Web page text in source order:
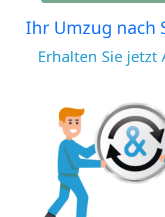
Ihr Umzug nach
Erhalten Sie jetzt